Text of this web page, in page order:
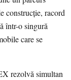
construcție, racord
într-o singură
care se
rezolvă simultan